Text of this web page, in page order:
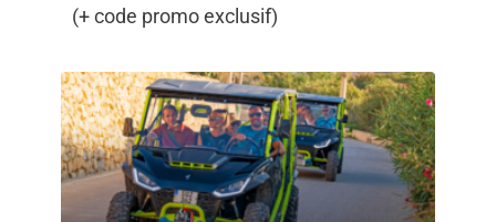
(+ code promo exclusif)